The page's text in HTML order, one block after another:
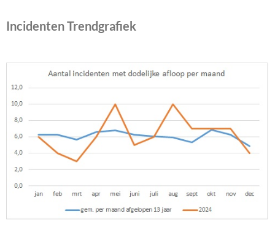
Incidenten Trendgrafiek